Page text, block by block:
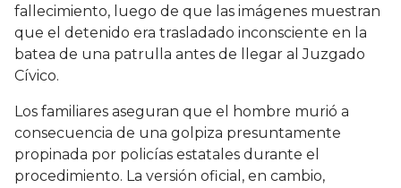
fallecimiento, luego de que las imágenes muestran
que el detenido era trasladado inconsciente en la
batea de una patrulla antes de llegar al Juzgado
Cívico.
Los familiares aseguran que el hombre murió a
consecuencia de una golpiza presuntamente
propinada por policías estatales durante el
procedimiento. La versión oficial, en cambio,